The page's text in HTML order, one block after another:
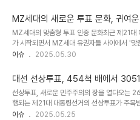
다. 사전투표..
의원 재보궐선거와 관련된 투표였습니다. 관외
외 사전투표는 거주지 외 지역에서도 투표할 수
자는 본인의 주소지 관할 선거구 외의 다른 지
에서도 투표가 가능합니다. 투표 시에는 본인
며, 투표 용지를 교부받아 기표 후 투표함에 넣
표 참여를 독려하는 효과가 있습니다. 특히..
MZ세대의 새로운 투표 문화, 귀여
MZ세대의 맞춤형 투표 인증 문화최근 제21대
가 시작되면서 MZ세대 유권자들 사이에서 '맞
큰 화제를 모으고 있습니다. 이들은 자신이 좋아
있습니다. 가수 이승환도 이 유행에 동참하여 자
찍은 사진을 공유하며 많은 이들의 관심을 끌
릭터인 망그러진곰이나 안경만두의 그림이 담
서 빠르게 확산되고 있습니다. 이러한 문화는
어, 개인의 취향을 표현하는 새로운 형식으로 자
이슈 2025.05.30
대선 선상투표, 454척 배에서
투표 방식의 시작
선상투표, 새로운 민주주의의 장을 열다오는
행되는 제21대 대통령선거의 선상투표가 주목
거관리위원회에 따르면, 이번 선상투표는 454
이슈 2025.05.25